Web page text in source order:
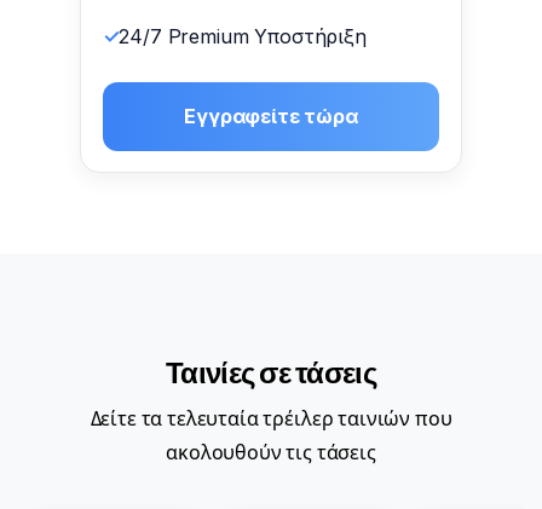
24/7 Premium Υποστήριξη
Εγγραφείτε τώρα
Ταινίες σε τάσεις
Δείτε τα τελευταία τρέιλερ ταινιών που
ακολουθούν τις τάσεις